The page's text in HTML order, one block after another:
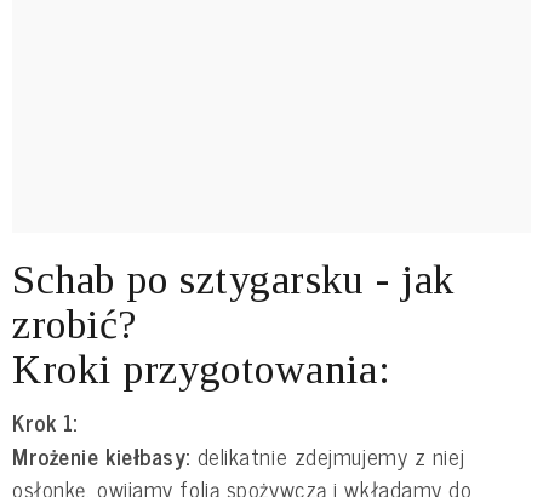
Schab po sztygarsku - jak
zrobić?
Kroki przygotowania:
Krok 1:
Mrożenie kiełbasy: delikatnie zdejmujemy z niej
osłonkę, owijamy folią spożywczą i wkładamy do